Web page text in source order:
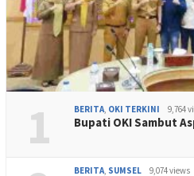
1 BERITA, OKI TERKINI 9,764
Bupati OKI Sambut
BERITA, SUMSEL 9,074 views